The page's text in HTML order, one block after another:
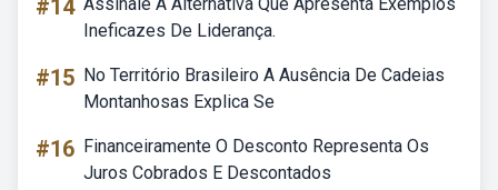
#14
Ineficazes De Liderança.
#15 No Território Brasileiro A Ausência De Cadeias
Montanhosas Explica Se
#16 Financeiramente O Desconto Representa Os
Juros Cobrados E Descontados